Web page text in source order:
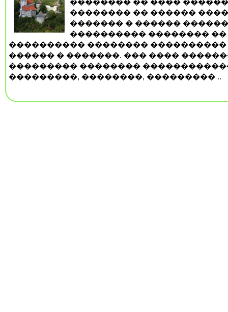
�������� �� ������
������� � ������
���������� �������� ��
���������� �������� ����������
������ � �������. ��� ����
��������� ��������
���������, ��������, ��������� ..